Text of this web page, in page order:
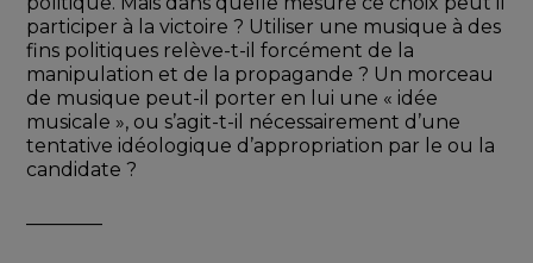
participer à la victoire ? Utiliser une musique à des
fins politiques relève-t-il forcément de la
manipulation et de la propagande ? Un morceau
de musique peut-il porter en lui une « idée
musicale », ou s’agit-t-il nécessairement d’une
tentative idéologique d’appropriation par le ou la
candidate ?